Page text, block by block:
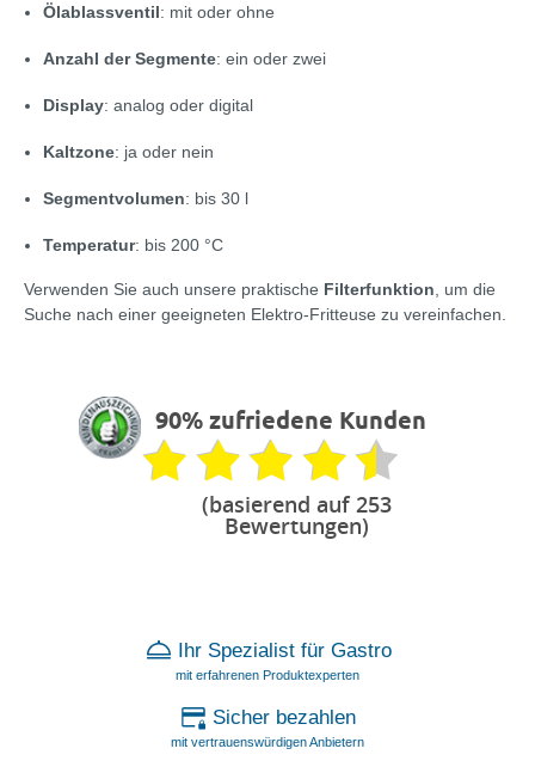
Ölablassventil: mit oder ohne
Anzahl der Segmente: ein oder zwei
Display: analog oder digital
Kaltzone: ja oder nein
Segmentvolumen: bis 30 l
Temperatur: bis 200 °C
Verwenden Sie auch unsere praktische Filterfunktion , um die
Suche nach einer geeigneten Elektro-Fritteuse zu vereinfachen.
90% zufriedene Kunden
(basierend auf 253
Bewertungen)
Ihr Spezialist für Gastro
mit erfahrenen Produktexperten
Sicher bezahlen
mit vertrauenswürdigen Anbietern